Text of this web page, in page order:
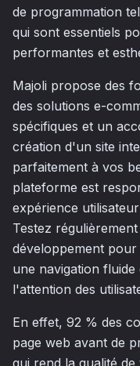
de programmation
qui sont essentiels
performantes et
Majoli propose des
des solutions e-
spécifiques et un
création d'un site
parfaitement à vos
plateforme est
expérience
Testez
développement
une navigation
l'attention des
En effet, 92 % des
page web avant de
qui rend la qualité